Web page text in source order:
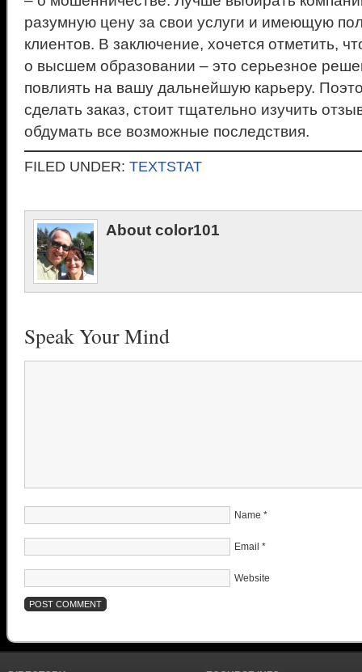
разумную цену за свои услуги и имеющую
клиентов. В заключение, хочется отметить,
о высшем образовании – это серьезное
повлиять на вашу дальнейшую карьеру.
сделать заказ, стоит тщательно изучить
обдумать все возможные последствия.
FILED UNDER: TEXTSTAT
About color101
Speak Your Mind
Name *
Email *
Website